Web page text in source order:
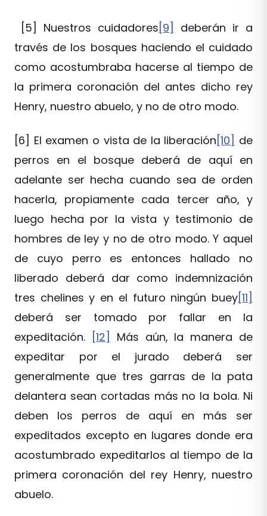
[5] Nuestros cuidadores [9]
deberán ir a
través de los bosques haciendo el cuidado
como acostumbraba hacerse al tiempo de
la primera coronación del antes dicho rey
Henry, nuestro abuelo, y no de otro modo.
[6] El examen o vista de la liberación [10] de
perros en el bosque deberá de aquí en
adelante ser hecha cuando sea de orden
hacerla, propiamente cada tercer año, y
luego hecha por la vista y testimonio de
hombres de ley y no de otro modo. Y aquel
de cuyo perro es entonces hallado no
liberado deberá dar como indemnización
tres chelines y en el futuro ningún buey[11]
deberá ser tomado por fallar en la
expeditación. [12]
Más aún, la manera de
expeditar por el jurado deberá ser
generalmente que tres garras de la pata
delantera sean cortadas más no la bola. Ni
deben los perros de aquí en más ser
expeditados excepto en lugares donde era
acostumbrado expeditarlos al tiempo de la
primera coronación del rey Henry, nuestro
abuelo.